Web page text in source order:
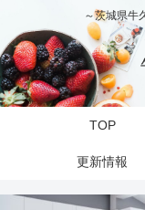
～茨城県牛
TOP
更新情報